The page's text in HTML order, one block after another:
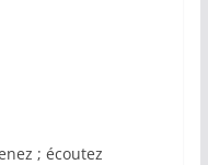
; écoutez